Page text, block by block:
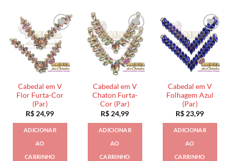
Cabedal em V
Flor Furta-Cor
(Par)
R$ 24,99
ADICIONAR
AO
CARRINHO
Cabedal em V
Chaton Furta-
Cor (Par)
R$ 24,99
ADICIONAR
AO
CARRINHO
Cabedal em V
Folhagem Azul
(Par)
R$ 23,99
ADICIONAR
AO
CARRINHO